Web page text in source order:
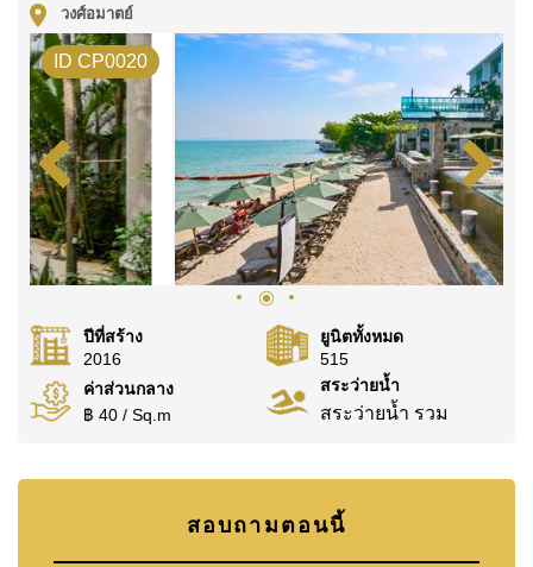
ค้นพบโอกาสในการทำให้ที่อยู่อาศัยนี้เป็นบ้านในฝันของ
คุณ!
ติดต่อ Cornerstone Real Estate โทร +6638411250
หรือ อีเมลinfo@cornerstone.co.th
WhatsApp ของสำนักงาน:+66807945904และ LINE:
@cornerstonepattaya
วงศ์อมาตย์
ID CP0020
ปีที่สร้าง
2016
ยูนิตทั้งหมด
515
ค่าส่วนกลาง
฿ 40 / Sq.m
สระว่ายน้ำ
สระว่ายน้ำ รวม
สอบถามตอนนี้